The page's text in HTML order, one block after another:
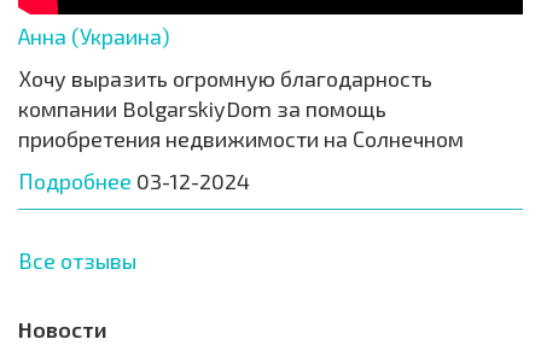
Анна (Украина)
Хочу выразить огромную благодарность
компании BolgarskiyDom за помощь
приобретения недвижимости на Солнечном
Подробнее 03-12-2024
Все отзывы
Новости